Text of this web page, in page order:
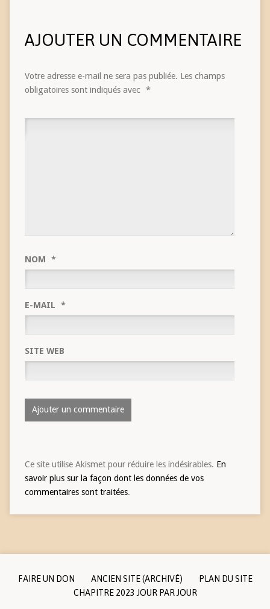
AJOUTER UN COMMENTAIRE
Votre adresse e-mail ne sera pas publiée. Les champs
obligatoires sont indiqués avec *
NOM *
E-MAIL *
SITE WEB
Ce site utilise Akismet pour réduire les indésirables. En
savoir plus sur la façon dont les données de vos
commentaires sont traitées.
FAIRE UN DON ANCIEN SITE (ARCHIVÉ)
PLAN DU SITE
CHAPITRE 2023 JOUR PAR JOUR